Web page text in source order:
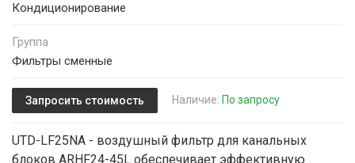
Кондиционирование
Группа
Фильтры сменные
Запросить стоимость Наличие: По запросу
UTD-LF25NA - воздушный фильтр для канальных
блоков ARHF24-45L обеспечивает эффективную